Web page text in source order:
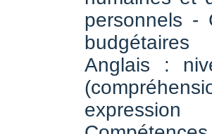
personnels -
Anglais :